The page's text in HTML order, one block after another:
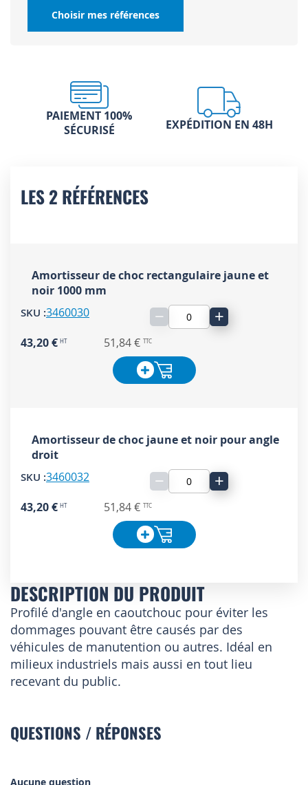
Choisir mes références
PAIEMENT 100%
SÉCURISÉ
EXPÉDITION EN 48H
LES 2 RÉFÉRENCES
Amortisseur de choc rectangulaire jaune et
noir 1000 mm
3460030
− +
43,20 € 51,84 €
Amortisseur de choc jaune et noir pour angle
droit
3460032
− +
43,20 € 51,84 €
DESCRIPTION DU PRODUIT
Profilé d'angle en caoutchouc pour éviter les
dommages pouvant être causés par des
véhicules de manutention ou autres. Idéal en
milieux industriels mais aussi en tout lieu
recevant du public.
QUESTIONS / RÉPONSES
Aucune question